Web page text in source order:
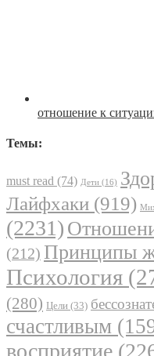
отношение к
Темы:
must read (74) Дети (16)
Лайфхаки (919)
(2231)
(212) Принципы
Психология
(280) Цели (33)
счастливым
восприятие